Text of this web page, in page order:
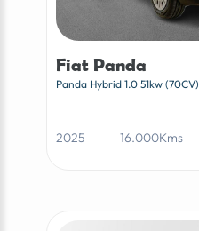
Fiat Panda
Panda Hybrid 1.0 51kw (70CV)
2025 16.000Kms